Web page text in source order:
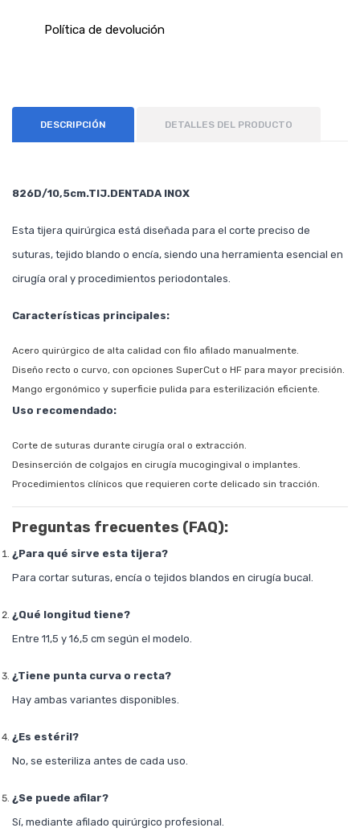
Política de devolución
DESCRIPCIÓN DETALLES DEL PRODUCTO
826D/10,5cm.TIJ.DENTADA INOX
Esta tijera quirúrgica está diseñada para el corte preciso de
suturas, tejido blando o encía, siendo una herramienta esencial en
cirugía oral y procedimientos periodontales.
Características principales:
Acero quirúrgico de alta calidad con filo afilado manualmente.
Diseño recto o curvo, con opciones SuperCut o HF para mayor precisión.
Mango ergonómico y superficie pulida para esterilización eficiente.
Uso recomendado:
Corte de suturas durante cirugía oral o extracción.
Desinserción de colgajos en cirugía mucogingival o implantes.
Procedimientos clínicos que requieren corte delicado sin tracción.
Preguntas frecuentes (FAQ):
¿Para qué sirve esta tijera?
Para cortar suturas, encía o tejidos blandos en cirugía bucal.
¿Qué longitud tiene?
Entre 11,5 y 16,5 cm según el modelo.
¿Tiene punta curva o recta?
Hay ambas variantes disponibles.
¿Es estéril?
No, se esteriliza antes de cada uso.
¿Se puede afilar?
Sí, mediante afilado quirúrgico profesional.